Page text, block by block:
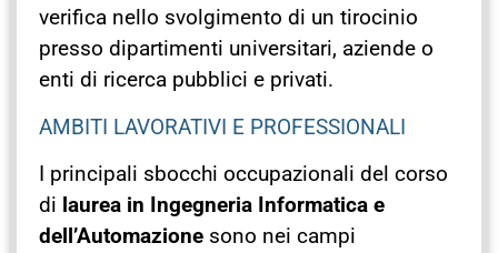
verifica nello svolgimento di un tirocinio
presso dipartimenti universitari, aziende o
enti di ricerca pubblici e privati.
AMBITI LAVORATIVI E PROFESSIONALI
I principali sbocchi occupazionali del corso
di laurea in Ingegneria Informatica e
dell’Automazione sono nei campi